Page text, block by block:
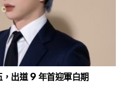
出道 9 年首迎軍白期